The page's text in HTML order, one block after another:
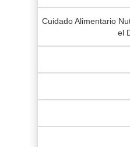
Cuidado Alimentario
el